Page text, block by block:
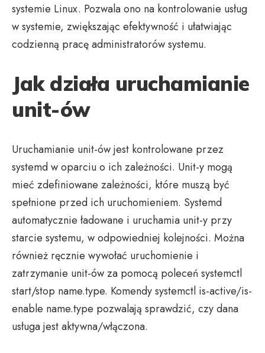
systemie Linux. Pozwala ono na kontrolowanie usług
w systemie, zwiększając efektywność i ułatwiając
codzienną pracę administratorów systemu.
Jak działa uruchamianie
unit-ów
Uruchamianie unit-ów jest kontrolowane przez
systemd w oparciu o ich zależności. Unit-y mogą
mieć zdefiniowane zależności, które muszą być
spełnione przed ich uruchomieniem. Systemd
automatycznie ładowane i uruchamia unit-y przy
starcie systemu, w odpowiedniej kolejności. Można
również ręcznie wywołać uruchomienie i
zatrzymanie unit-ów za pomocą poleceń systemctl
start/stop name.type. Komendy systemctl is-active/is-
enable name.type pozwalają sprawdzić, czy dana
usługa jest aktywna/włączona.